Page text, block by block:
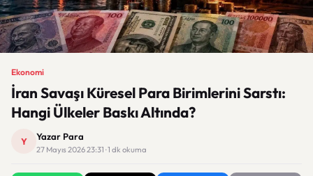
Ekonomi
İran Savaşı Küresel Para Birimlerini Sarstı:
Hangi Ülkeler Baskı Altında?
Y Yazar Para
27 Mayıs 2026 23:31 · 1 dk okuma